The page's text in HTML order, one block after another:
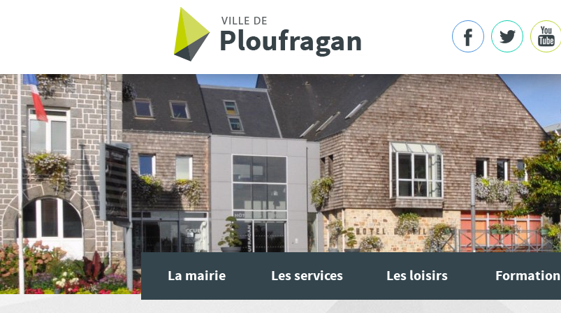
La mairie Les services Les loisirs Formation